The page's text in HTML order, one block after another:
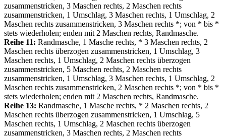
zusammenstricken, 3 Maschen rechts, 2 Maschen rechts
zusammenstricken, 1 Umschlag, 3 Maschen rechts, 1 Umschlag, 2
Maschen rechts zusammenstricken, 3 Maschen rechts *; von * bis *
stets wiederholen; enden mit 2 Maschen rechts, Randmasche.
Reihe 11: Randmasche, 1 Masche rechts, * 3 Maschen rechts, 2
Maschen rechts überzogen zusammenstricken, 1 Umschlag, 3
Maschen rechts, 1 Umschlag, 2 Maschen rechts überzogen
zusammenstricken, 5 Maschen rechts, 2 Maschen rechts
zusammenstricken, 1 Umschlag, 3 Maschen rechts, 1 Umschlag, 2
Maschen rechts zusammenstricken, 2 Maschen rechts *; von * bis *
stets wiederholen; enden mit 2 Maschen rechts, Randmasche.
Reihe 13: Randmasche, 1 Masche rechts, * 2 Maschen rechts, 2
Maschen rechts überzogen zusammenstricken, 1 Umschlag, 5
Maschen rechts, 1 Umschlag, 2 Maschen rechts überzogen
zusammenstricken, 3 Maschen rechts, 2 Maschen rechts